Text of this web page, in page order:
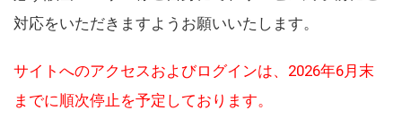
対応をいただきますようお願いいたします。
サイトへのアクセスおよびログインは、2026年6月末
までに順次停止を予定しております。